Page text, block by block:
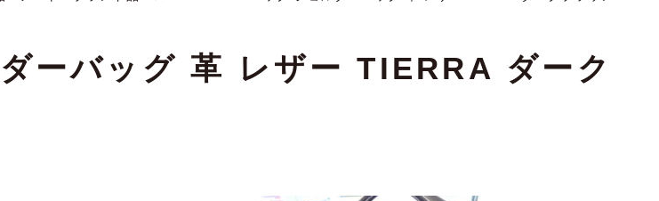
ーバッグ 革 レザー TIERRA ダーク